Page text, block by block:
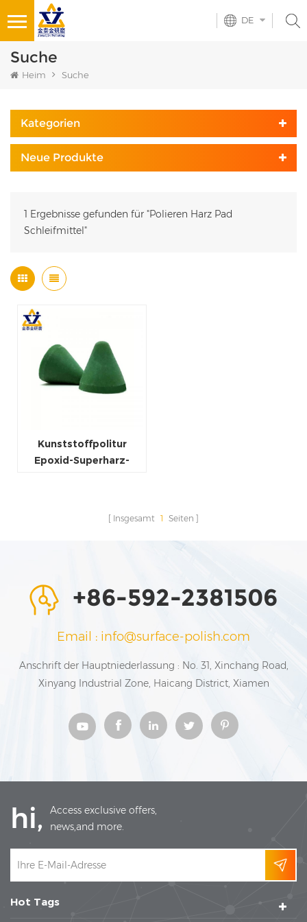
DE
Suche
Heim Suche
Kategorien
Neue Produkte
1 Ergebnisse gefunden für "Polieren Harz Pad
Schleifmittel"
Kunststoffpolitur
Epoxid-Superharz-
Insgesamt 1 Seiten
+86-592-2381506
Email : info@surface-polish.com
Anschrift der Hauptniederlassung : No. 31, Xinchang Road,
Xinyang Industrial Zone, Haicang District, Xiamen
hi,
Access exclusive offers,
news,and more.
Hot Tags